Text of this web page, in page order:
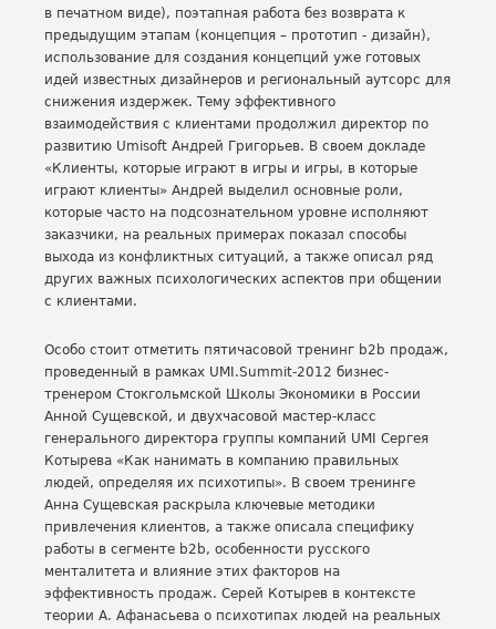
в печатном виде), поэтапная работа без возврата к
предыдущим этапам (концепция – прототип - дизайн),
использование для создания концепций уже готовых
идей известных дизайнеров и региональный аутсорс для
снижения издержек. Тему эффективного
взаимодействия с клиентами продолжил директор по
развитию Umisoft Андрей Григорьев. В своем докладе
«Клиенты, которые играют в игры и игры, в которые
играют клиенты» Андрей выделил основные роли,
которые часто на подсознательном уровне исполняют
заказчики, на реальных примерах показал способы
выхода из конфликтных ситуаций, а также описал ряд
других важных психологических аспектов при общении
с клиентами.
Особо стоит отметить пятичасовой тренинг b2b продаж,
проведенный в рамках UMI.Summit-2012 бизнес-
тренером Стокгольмской Школы Экономики в России
Анной Сущевской, и двухчасовой мастер-класс
генерального директора группы компаний UMI Сергея
Котырева «Как нанимать в компанию правильных
людей, определяя их психотипы». В своем тренинге
Анна Сущевская раскрыла ключевые методики
привлечения клиентов, а также описала специфику
работы в сегменте b2b, особенности русского
менталитета и влияние этих факторов на
эффективность продаж. Серей Котырев в контексте
теории А. Афанасьева о психотипах людей на реальных